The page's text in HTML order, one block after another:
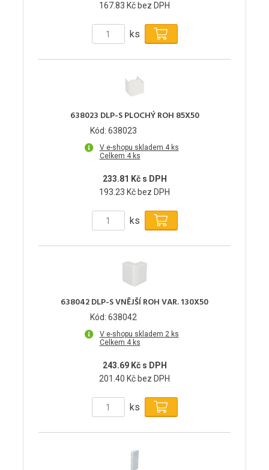
167.83 Kč bez DPH
ks
638023 DLP-S PLOCHÝ ROH 85X50
Kód: 638023
V e-shopu skladem 4 ks
Celkem 4 ks
233.81 Kč s DPH
193.23 Kč bez DPH
ks
638042 DLP-S VNĚJŠÍ ROH VAR. 130X50
Kód: 638042
V e-shopu skladem 2 ks
Celkem 4 ks
243.69 Kč s DPH
201.40 Kč bez DPH
ks